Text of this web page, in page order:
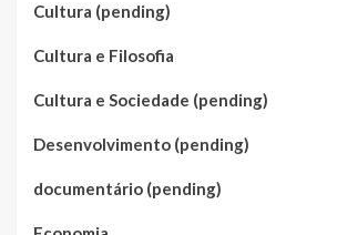
Cultura (pending)
Cultura e Filosofia
Cultura e Sociedade (pending)
Desenvolvimento (pending)
documentário (pending)